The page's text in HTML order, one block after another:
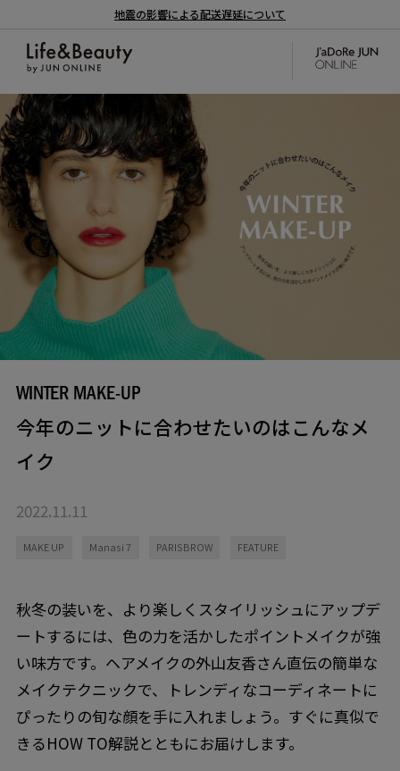
地震の影響による配送遅延について
WINTER MAKE-UP
今年のニットに合わせたいのはこんなメ
イク
2022.11.11
MAKE UP Manasi 7 PARISBROW FEATURE
秋冬の装いを、より楽しくスタイリッシュにアップデ
ートするには、色の力を活かしたポイントメイクが強
い味方です。ヘアメイクの外山友香さん直伝の簡単な
メイクテクニックで、トレンディなコーディネートに
ぴったりの旬な顔を手に入れましょう。すぐに真似で
きるHOW TO解説とともにお届けします。